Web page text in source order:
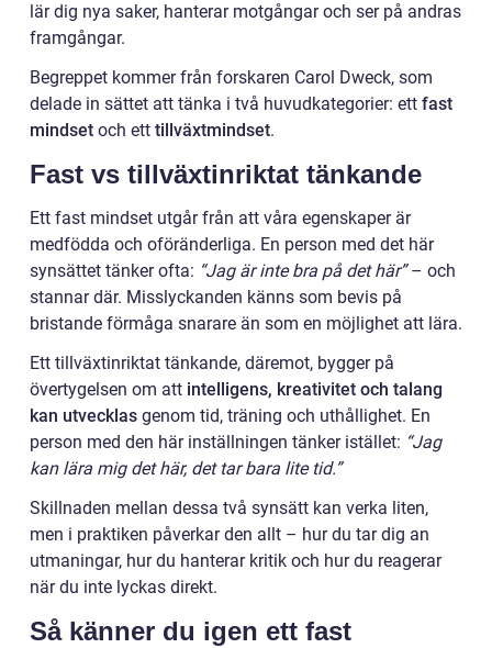
lär dig nya saker, hanterar motgångar och ser på andras
framgångar.
Begreppet kommer från forskaren Carol Dweck, som
delade in sättet att tänka i två huvudkategorier: ett fast
mindset och ett tillväxtmindset.
Fast vs tillväxtinriktat tänkande
Ett fast mindset utgår från att våra egenskaper är
medfödda och oföränderliga. En person med det här
synsättet tänker ofta: “Jag är inte bra på det här”– och
stannar där. Misslyckanden känns som bevis på
bristande förmåga snarare än som en möjlighet att lära.
Ett tillväxtinriktat tänkande, däremot, bygger på
övertygelsen om att intelligens, kreativitet och talang
kan utvecklas genom tid, träning och uthållighet. En
person med den här inställningen tänker istället: “Jag
kan lära mig det här, det tar bara lite tid.”
Skillnaden mellan dessa två synsätt kan verka liten,
men i praktiken påverkar den allt – hur du tar dig an
utmaningar, hur du hanterar kritik och hur du reagerar
när du inte lyckas direkt.
Så känner du igen ett fast